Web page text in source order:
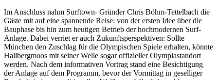
Im Anschluss nahm Surftown- Gründer Chris Böhm-Tettelbach die
Gäste mit auf eine spannende Reise: von der ersten Idee über die
Bauphase bis hin zum heutigen Betrieb der hochmodernen Surf-
Anlage. Dabei verriet er auch Zukunftsperspektiven: Sollte
München den Zuschlag für die Olympischen Spiele erhalten, könnte
Hallbergmoos mit seiner Welle sogar offizieller Olympiastandort
werden. Nach dem informativen Vortrag stand eine Besichtigung
der Anlage auf dem Programm, bevor der Vormittag in geselliger